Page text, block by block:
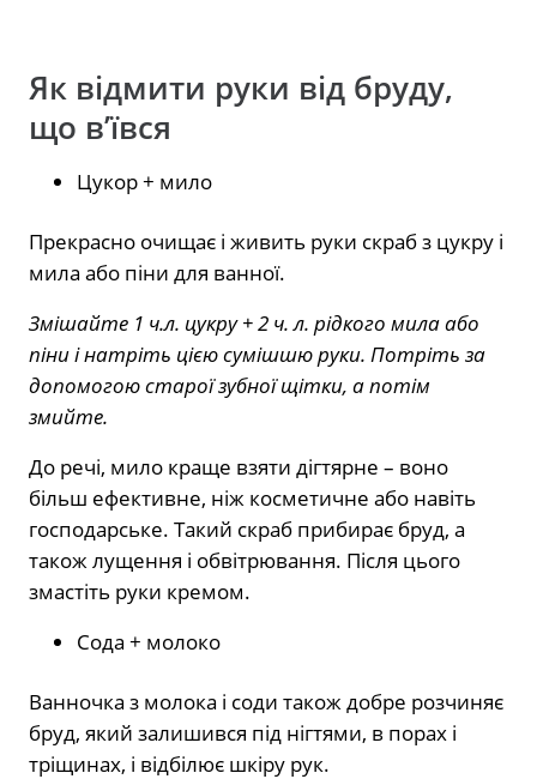
Як відмити руки від бруду,
що в’ївся
Цукор + мило
Прекрасно очищає і живить руки скраб з цукру і
мила або піни для ванної.
Змішайте 1 ч.л. цукру + 2 ч. л. рідкого мила або
піни і натріть цією сумішшю руки. Потріть за
допомогою старої зубної щітки, а потім
змийте.
До речі, мило краще взяти дігтярне – воно
більш ефективне, ніж косметичне або навіть
господарське. Такий скраб прибирає бруд, а
також лущення і обвітрювання. Після цього
змастіть руки кремом.
Сода + молоко
Ванночка з молока і соди також добре розчиняє
бруд, який залишився під нігтями, в порах і
тріщинах, і відбілює шкіру рук.